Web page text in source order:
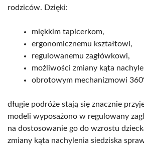
rodziców. Dzięki:
miękkim tapicerkom,
ergonomicznemu kształtowi,
regulowanemu zagłówkowi,
możliwości zmiany kąta
obrotowym mechanizmowi
długie podróże stają się znacznie
modeli wyposażono w regulowany
na dostosowanie go do wzrostu
zmiany kąta nachylenia siedziska